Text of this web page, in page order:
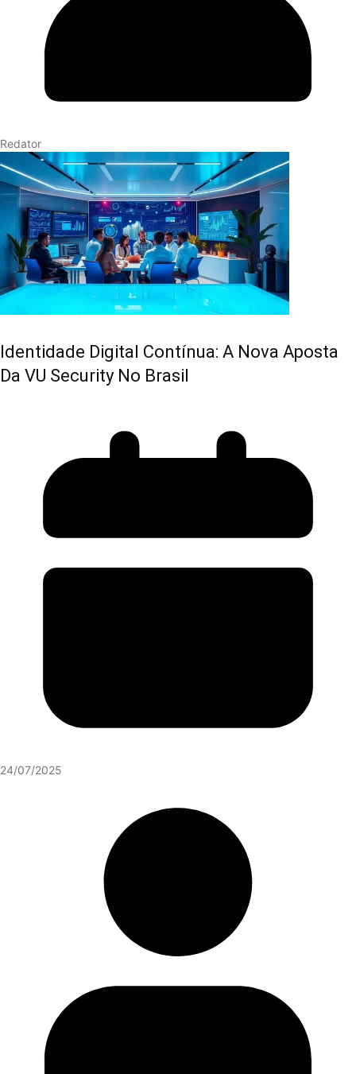
Redator
Identidade Digital Contínua: A Nova Aposta
Da VU Security No Brasil
24/07/2025